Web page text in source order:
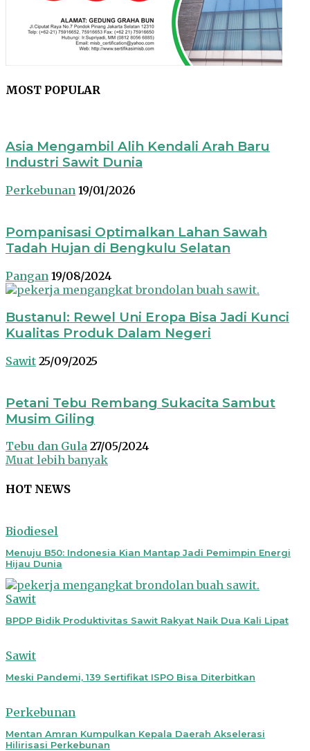
MOST POPULAR
Asia Mengambil Alih Kendali Arah Baru
Industri Sawit Dunia
Perkebunan 19/01/2026
Pompanisasi Optimalkan Lahan Sawah
Tadah Hujan di Bengkulu Selatan
Pangan 19/08/2024
Bustanul: Rewel Uni Eropa Bisa Jadi Kunci
Kualitas Produk Dalam Negeri
Sawit 25/09/2025
Petani Tebu Rembang Sukacita Sambut
Musim Giling
Tebu dan Gula 27/05/2024
Muat lebih banyak
HOT NEWS
Biodiesel
Menuju B50: Indonesia Kian Mantap Jadi Pemimpin Energi
Hijau Dunia
Sawit
BPDP Bidik Produktivitas Sawit Rakyat Naik Dua Kali Lipat
Sawit
Meski Pandemi, 139 Sertifikat ISPO Bisa Diterbitkan
Perkebunan
Mentan Amran Kumpulkan Kepala Daerah Akselerasi
Hilirisasi Perkebunan